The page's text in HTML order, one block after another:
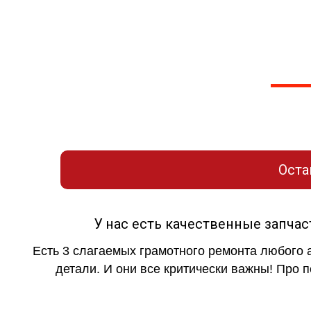
У нас есть качественные
Есть 3 слагаемых грамотного ремонта
детали. И они все критически важны! Про